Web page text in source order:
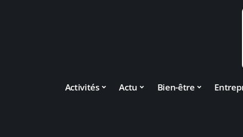
Activités Actu Bien-être